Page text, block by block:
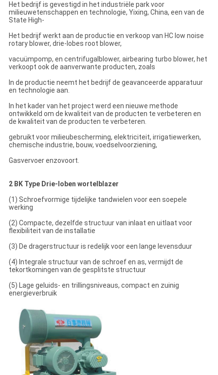
Het bedrijf is gevestigd in het industriële park voor
milieuwetenschappen en technologie, Yixing, China, een van de
State High-
Het bedrijf werkt aan de productie en verkoop van HC low noise
rotary blower, drie-lobes root blower,
vacuümpomp, en centrifugalblower, airbearing turbo blower, het
verkoopt ook de aanverwante producten, zoals
In de productie neemt het bedrijf de geavanceerde apparatuur
en technologie aan.
In het kader van het project werd een nieuwe methode
ontwikkeld om de kwaliteit van de producten te verbeteren en
de kwaliteit van de producten te verbeteren.
gebruikt voor milieubescherming, elektriciteit, irrigatiewerken,
chemische industrie, bouw, voedselvoorziening,
Gasvervoer enzovoort.
2 BK Type Drie-loben wortelblazer
(1) Schroefvormige tijdelijke tandwielen voor een soepele
werking
(2) Compacte, dezelfde structuur van inlaat en uitlaat voor
flexibiliteit van de installatie
(3) De dragerstructuur is redelijk voor een lange levensduur
(4) Integrale structuur van de schroef en as, vermijdt de
tekortkomingen van de gesplitste structuur
(5) Lage geluids- en trillingsniveaus, compact en zuinig
energieverbruik